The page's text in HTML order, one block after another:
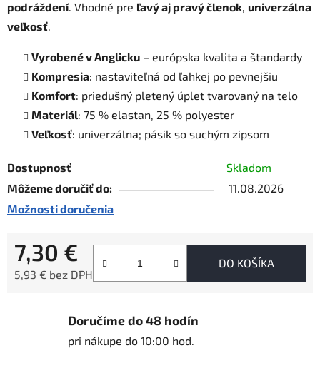
podráždení. Vhodné pre ľavý aj pravý členok, univerzálna
veľkosť.
Vyrobené v Anglicku – európska kvalita a štandardy
Kompresia: nastaviteľná od ľahkej po pevnejšiu
Komfort: priedušný pletený úplet tvarovaný na telo
Materiál: 75 % elastan, 25 % polyester
Veľkosť: univerzálna; pásik so suchým zipsom
Dostupnosť
Skladom
Môžeme doručiť do:
11.08.2026
Možnosti doručenia
7,30 €
5,93 € bez DPH
DO KOŠÍKA
Doručíme do 48 hodín
pri nákupe do 10:00 hod.